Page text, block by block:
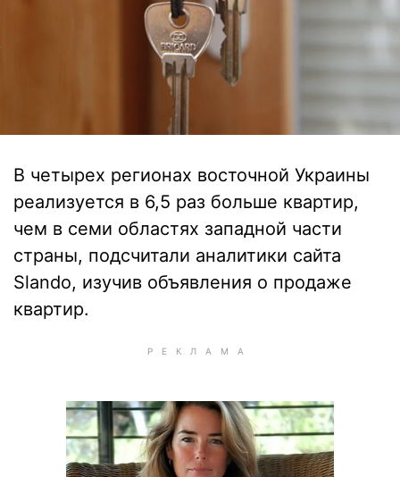
В четырех регионах восточной Украины
реализуется в 6,5 раз больше квартир,
чем в семи областях западной части
страны, подсчитали аналитики сайта
Slando, изучив объявления о продаже
квартир.